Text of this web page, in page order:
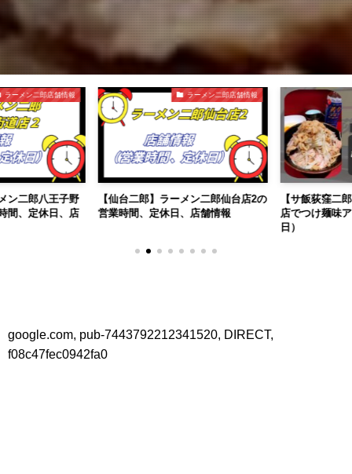
ーメン二郎店舗情報
二郎八王子野
、定休日、店
ラーメン二郎店舗情報
【仙台二郎】ラーメン二郎仙台店2の
営業時間、定休日、店舗情報
【サ飯荻窪二郎
店でつけ麺味ア
日）
google.com, pub-7443792212341520, DIRECT,
f08c47fec0942fa0